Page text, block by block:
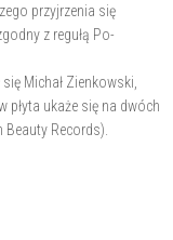
przyjrzenia się
z regułą Po-
Michał Zienkowski,
płyta ukaże się na dwóch
Records).